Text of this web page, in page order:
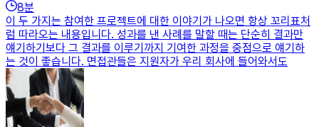
8분
이 두 가지는 참여한 프로젝트에 대한 이야기가 나오면 항상 꼬리표처
럼 따라오는 내용입니다. 성과를 낸 사례를 말할 때는 단순히 결과만
얘기하기보다 그 결과를 이루기까지 기여한 과정을 중점으로 얘기하
는 것이 좋습니다. 면접관들은 지원자가 우리 회사에 들어와서도